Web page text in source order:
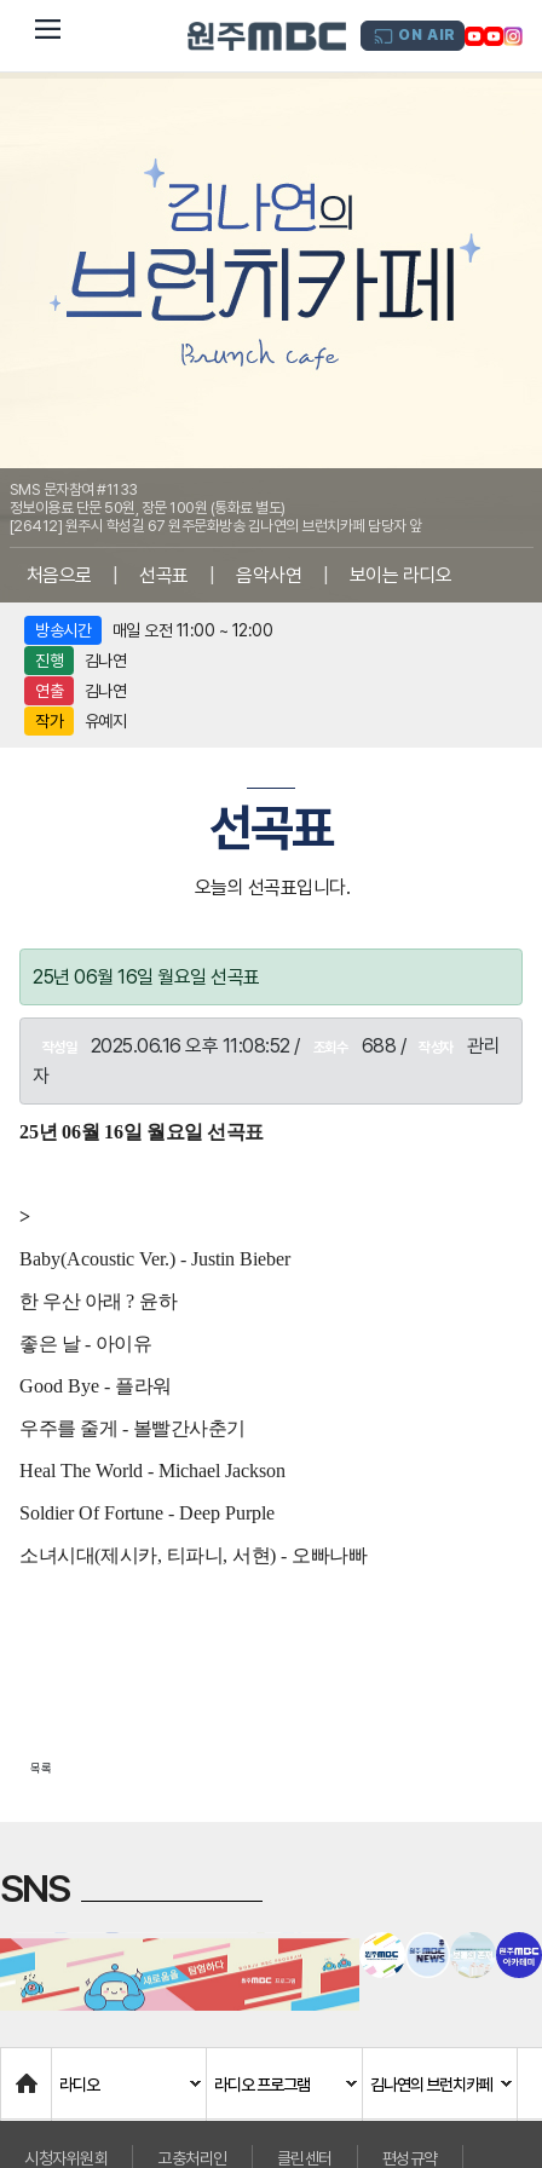
dehaze ON AIR
SMS 문자참여 #1133
정보이용료 단문 50원, 장문 100원 (통화료 별도)
[26412] 원주시 학성길 67 원주문화방송 김나연의 브런치카페 담당자 앞
처음으로 선곡표 음악사연 보이는 라디오
방송시간
매일 오전 11:00 ~ 12:00
진행
김나연
연출
김나연
작가
유예지
선곡표
오늘의 선곡표입니다.
25년 06월 16일 월요일 선곡표
작성일 2025.06.16 오후 11:08:52 / 조회수 688 / 작성자
관리
자
25년 06월 16일 월요일 선곡표
>
Baby(Acoustic Ver.) - Justin Bieber
한 우산 아래 ? 윤하
좋은 날- 아이유
Good Bye - 플라워
우주를 줄게 - 볼빨간사춘기
Heal The World - Michael Jackson
Soldier Of Fortune - Deep Purple
소녀시대(제시카, 티파니 , 서현) - 오빠나빠
목록
SNS
Home
라디오 라디오 프로그램 김나연의 브런치카페
시청자위원회 고충처리인 클린센터 편성규약